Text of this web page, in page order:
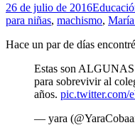
26 de julio de 2016
para niñas, machismo,
Hace un par de días
Estas son
para sobrevivir al
años. pic.twitter.com/
— yara